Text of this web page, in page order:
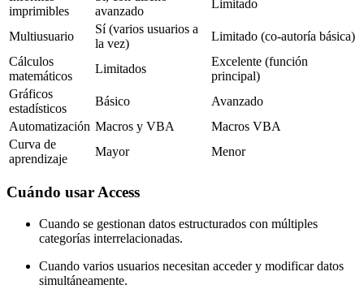
imprimibles
avanzado
Limitado
Multiusuario
Sí (varios usuarios a
la vez)
Limitado (co-autoría básica)
Cálculos
matemáticos
Limitados
Excelente (función
principal)
Gráficos
estadísticos
Básico
Avanzado
Automatización Macros y VBA
Macros VBA
Curva de
aprendizaje
Mayor Menor
Cuándo usar Access
Cuando se gestionan datos estructurados con múltiples
categorías interrelacionadas.
Cuando varios usuarios necesitan acceder y modificar datos
simultáneamente.